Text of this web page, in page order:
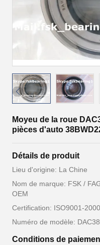
Moyeu de la roue
pièces d'auto
Détails de produit
Lieu d'origine: La Chine
Nom de marque: FSK /
OEM
Certification: ISO9001-
Numéro de modèle:
Conditions de